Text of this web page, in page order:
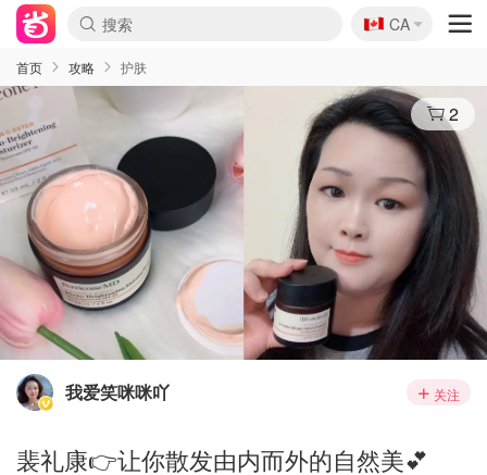
🇨🇦
CA
首页 攻略 护肤
2
我爱笑咪咪吖 关注
裴礼康👉让你散发由内而外的自然美💕